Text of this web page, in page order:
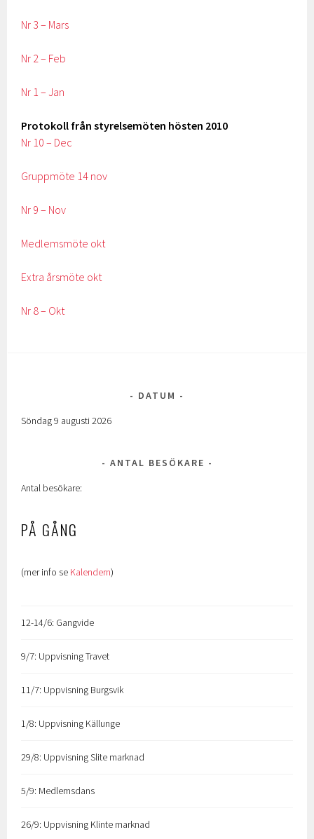
Nr 3 – Mars
Nr 2 – Feb
Nr 1 – Jan
Protokoll från styrelsemöten hösten 2010
Nr 10 – Dec
Gruppmöte 14 nov
Nr 9 – Nov
Medlemsmöte okt
Extra årsmöte okt
Nr 8 – Okt
DATUM
Söndag 9 augusti 2026
ANTAL BESÖKARE
Antal besökare:
PÅ GÅNG
(mer info se Kalendern)
12-14/6: Gangvide
9/7: Uppvisning Travet
11/7: Uppvisning Burgsvik
1/8: Uppvisning Källunge
29/8: Uppvisning Slite marknad
5/9: Medlemsdans
26/9: Uppvisning Klinte marknad